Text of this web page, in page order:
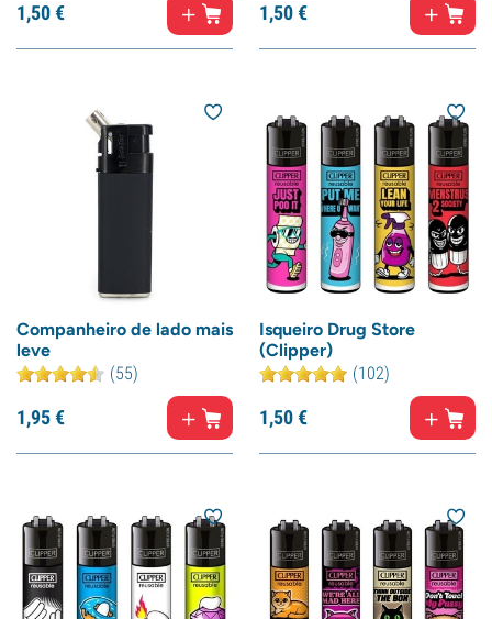
1,50€ 1,50€
Companheiro de lado mais
leve
(55)
1,95€
Isqueiro Drug Store
(Clipper)
(102)
1,50€